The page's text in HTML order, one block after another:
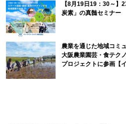
【8月19日19：30～】
炭素」の真髄セミナー
農業を通じた地域コミ
大阪農業園芸・食テク
プロジェクトに参画【